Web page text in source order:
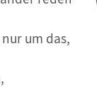
nur um das,